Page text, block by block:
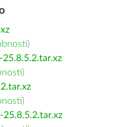
)
)
)
25.8.5.2.tar.xz